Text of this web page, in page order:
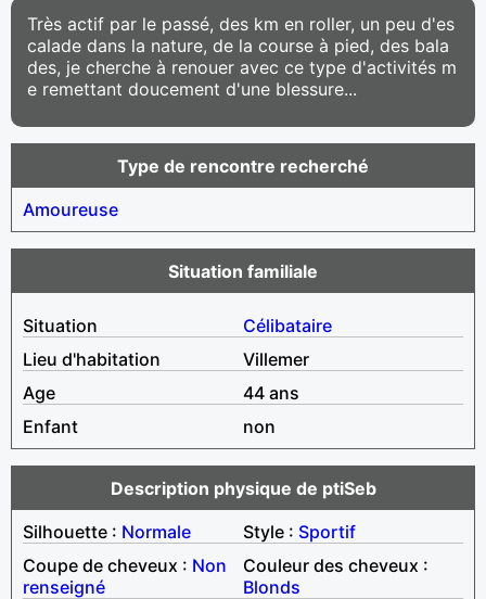
Très actif par le passé, des km en roller, un peu d'es
calade dans la nature, de la course à pied, des bala
des, je cherche à renouer avec ce type d'activités m
e remettant doucement d'une blessure...
Type de rencontre recherché
Amoureuse
Situation familiale
Situation
Célibataire
Lieu d'habitation
Villemer
Age
44 ans
Enfant
non
Description physique de ptiSeb
Silhouette : Normale Style : Sportif
Coupe de cheveux : Non
renseigné
Couleur des cheveux :
Blonds